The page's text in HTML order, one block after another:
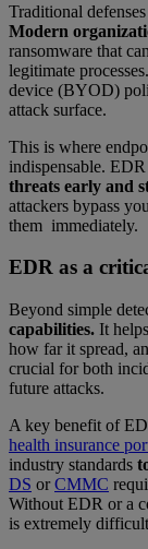
Traditional
Modern
ransomware that
legitimate
device (BYOD)
attack surface.
This is where
indispensable.
threats early and
attackers bypass
them immediately.
EDR as a
Beyond simple
capabilities. It
how far it spread,
crucial for both
future attacks.
A key benefit of
health insurance
industry standards
DS orCMMC
Without EDR or a
is extremely